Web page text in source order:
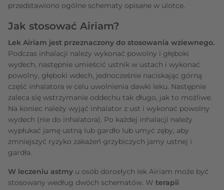
przedstawiono ogólne schematy opisane w ulotce.
Jak stosować Airiam?
Lek Airiam jest przeznaczony do stosowania wziewnego.
Podczas inhalacji należy wykonać powolny i głęboki
wydech, następnie umieścić ustnik w ustach i wykonać
powolny, głęboki wdech, jednocześnie naciskając górną
część inhalatora w celu uwolnienia dawki leku. Następnie
zaleca się wstrzymanie oddechu tak długo, jak to możliwe.
Na koniec należy wyjąć inhalator z ust i wykonać powolny
wydech (nie do inhalatora). Po każdej inhalacji należy
wypłukać jamę ustną lub gardło lub umyć zęby, aby
zmniejszyć ryzyko zakażeń grzybiczych jamy ustnej i
gardła.
W leczeniu astmy u osób dorosłych lek Airiam może być
stosowany według dwóch schematów. W terapii